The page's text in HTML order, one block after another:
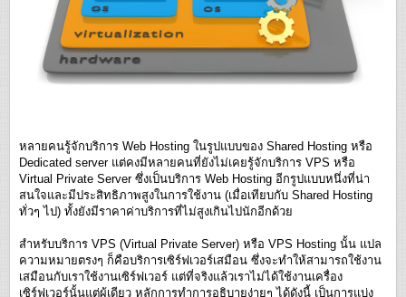
หลายคนรู้จักบริการ Web Hosting ในรูปแบบของ Shared Hosting หรือ
Dedicated server แต่คงมีหลายคนที่ยังไม่เคยรู้จักบริการ VPS หรือ
Virtual Private Server ซึ่งเป็นบริการ Web Hosting อีกรูปแบบหนึ่งที่น่า
สนใจและมีประสิทธิภาพสูงในการใช้งาน (เมื่อเทียบกับ Shared Hosting
ทั่วๆ ไป) ทั้งยังมีราคาค่าบริการที่ไม่สูงเกินไปนักอีกด้วย
สำหรับบริการ VPS (Virtual Private Server) หรือ VPS Hosting นั้น แปล
ความหมายตรงๆ ก็คือบริการเซิร์ฟเวอร์เสมือน ซึ่งจะทำให้สามารถใช้งาน
เสมือนกับเราใช้งานเซิร์ฟเวอร์ แต่ที่จริงแล้วเราไม่ได้ใช้งานเครื่อง
เซิร์ฟเวอร์นั้นแต่ผู้เดียว หลักการทำการอธิบายง่ายๆ ได้ดังนี้ เป็นการแบ่ง